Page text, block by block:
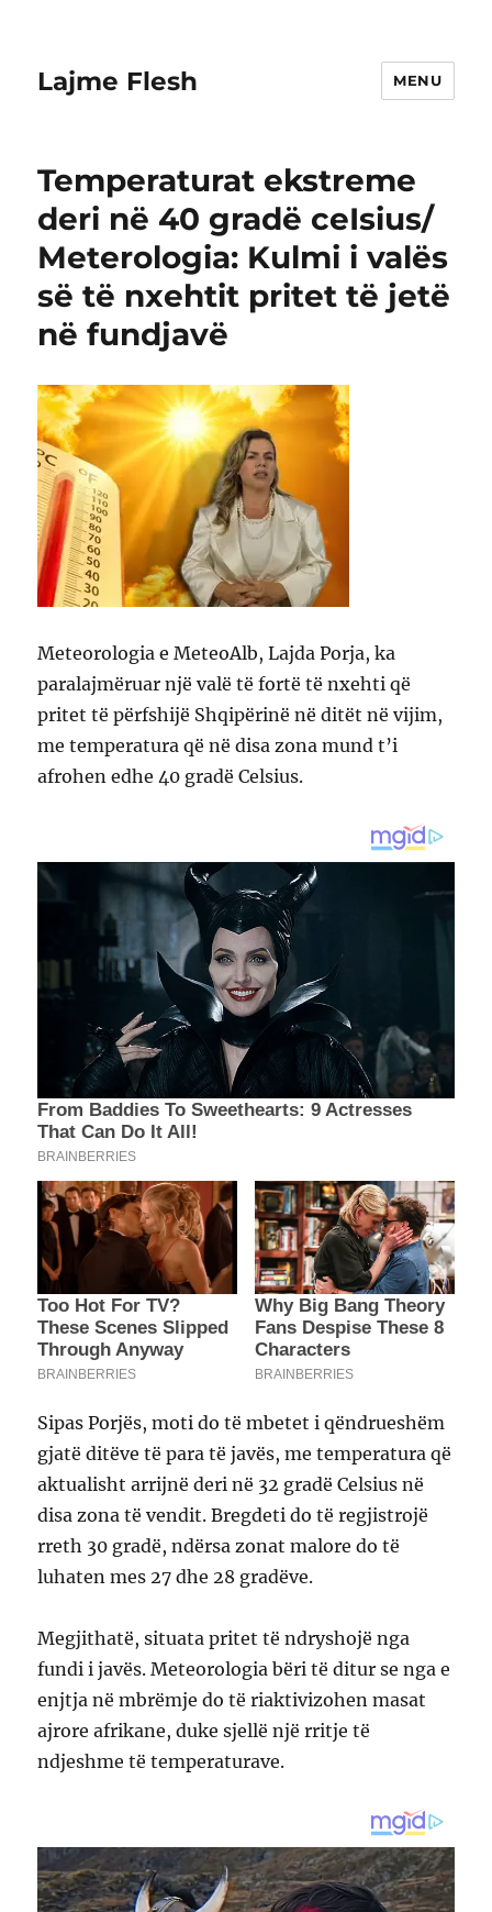
Lajme Flesh MENU
Temperaturat ekstreme
deri në 40 gradë ceIsius/
Meterologia: Kulmi i valës
së të nxehtit pritet të jetë
në fundjavë
Meteorologia e MeteoAlb, Lajda Porja, ka
paralajmëruar një valë të fortë të nxehti që
pritet të përfshijë Shqipërinë në ditët në vijim,
me temperatura që në disa zona mund t’i
afrohen edhe 40 gradë Celsius.
Sipas Porjës, moti do të mbetet i qëndrueshëm
gjatë ditëve të para të javës, me temperatura që
aktualisht arrijnë deri në 32 gradë Celsius në
disa zona të vendit. Bregdeti do të regjistrojë
rreth 30 gradë, ndërsa zonat malore do të
luhaten mes 27 dhe 28 gradëve.
Megjithatë, situata pritet të ndryshojë nga
fundi i javës. Meteorologia bëri të ditur se nga e
enjtja në mbrëmje do të riaktivizohen masat
ajrore afrikane, duke sjellë një rritje të
ndjeshme të temperaturave.